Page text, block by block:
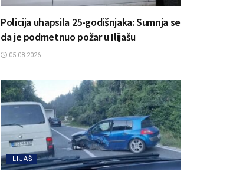
Policija uhapsila 25-godišnjaka: Sumnja se
da je podmetnuo požar u Ilijašu
05.08.2026.
ILIJAŠ